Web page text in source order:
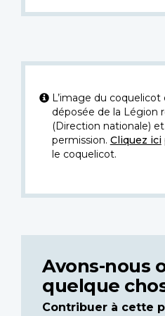
L’image du
déposée de la Légion
(Direction nationale)
permission. Cliquez ici
le coquelicot.
Avons-nous
quelque
Contribuer à cette